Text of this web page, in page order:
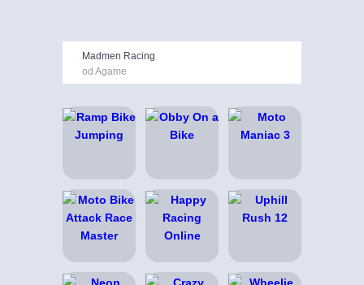
Madmen Racing
od Agame